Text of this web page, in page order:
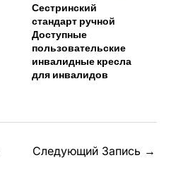
Сестринский
стандарт ручной
Доступные
пользовательские
инвалидные кресла
для инвалидов
Следующий Запись →